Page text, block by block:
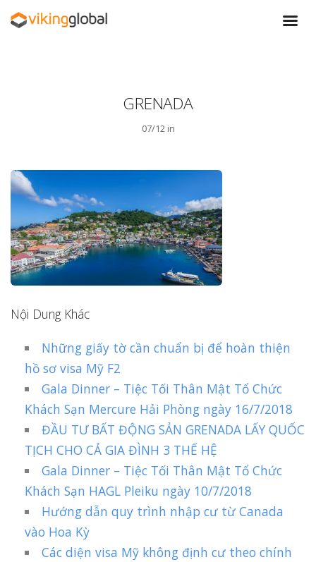
GRENADA
07/12 in
Nội Dung Khác
Những giấy tờ cần chuẩn bị để hoàn thiện
hồ sơ visa Mỹ F2
Gala Dinner – Tiệc Tối Thân Mật Tổ Chức
Khách Sạn Mercure Hải Phòng ngày 16/7/2018
ĐẦU TƯ BẤT ĐỘNG SẢN GRENADA LẤY QUỐC
TỊCH CHO CẢ GIA ĐÌNH 3 THẾ HỆ
Gala Dinner – Tiệc Tối Thân Mật Tổ Chức
Khách Sạn HAGL Pleiku ngày 10/7/2018
Hướng dẫn quy trình nhập cư từ Canada
vào Hoa Kỳ
Các diện visa Mỹ không định cư theo chính